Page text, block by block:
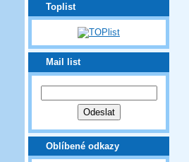
Toplist
Mail list
Oblíbené odkazy